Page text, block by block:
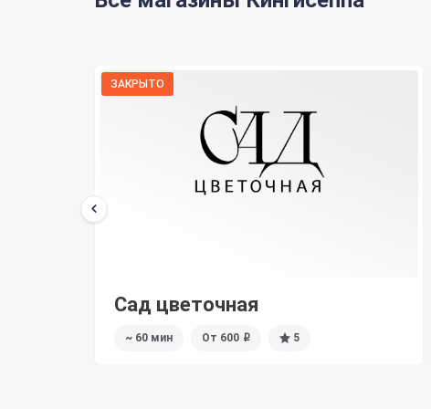
ЗАКРЫТО
~ 60 мин От 600i 0